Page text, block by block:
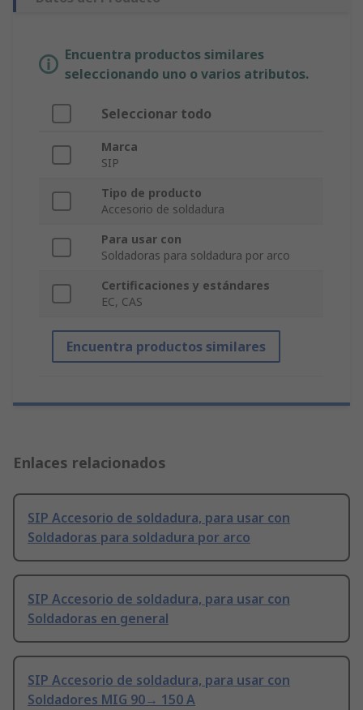
Encuentra productos similares
seleccionando uno o varios atributos.
Seleccionar todo
Marca
SIP
Tipo de producto
Accesorio de soldadura
Para usar con
Soldadoras para soldadura por arco
Certificaciones y estándares
EC, CAS
Encuentra productos similares
Enlaces relacionados
SIP Accesorio de soldadura, para usar con
Soldadoras para soldadura por arco
SIP Accesorio de soldadura, para usar con
Soldadoras en general
SIP Accesorio de soldadura, para usar con
Soldadores MIG 90→ 150 A